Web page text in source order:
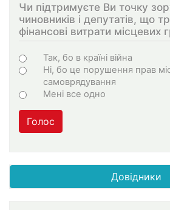
Чи підтримуєте Ви точку
чиновників і депутатів, що
фінансові витрати місцевих
Choices
Так, бо в країні війна
Ні, бо це порушення прав
самоврядування
Мені все одно
Голос
Довідники